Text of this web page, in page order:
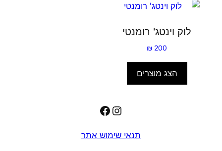
⁦₪ 270⁩
לוק וינטג' רומנטי
₪ 200
הצג מוצרים
Instagram
Facebook
תנאי שימוש אתר